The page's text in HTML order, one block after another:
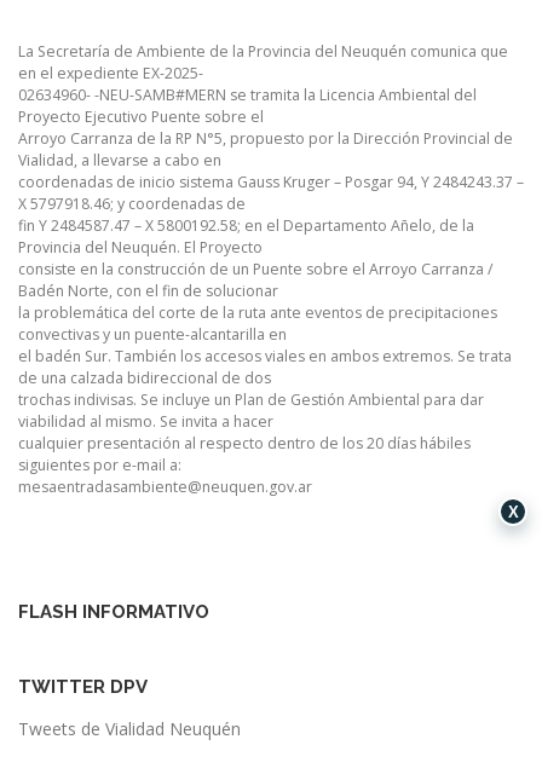
La Secretaría de Ambiente de la Provincia del Neuquén comunica que
en el expediente EX-2025-
02634960- -NEU-SAMB#MERN se tramita la Licencia Ambiental del
Proyecto Ejecutivo Puente sobre el
Arroyo Carranza de la RP N°5, propuesto por la Dirección Provincial de
Vialidad, a llevarse a cabo en
coordenadas de inicio sistema Gauss Kruger – Posgar 94, Y 2484243.37 –
X 5797918.46; y coordenadas de
fin Y 2484587.47 – X 5800192.58; en el Departamento Añelo, de la
Provincia del Neuquén. El Proyecto
consiste en la construcción de un Puente sobre el Arroyo Carranza /
Badén Norte, con el fin de solucionar
la problemática del corte de la ruta ante eventos de precipitaciones
convectivas y un puente-alcantarilla en
el badén Sur. También los accesos viales en ambos extremos. Se trata
de una calzada bidireccional de dos
trochas indivisas. Se incluye un Plan de Gestión Ambiental para dar
viabilidad al mismo. Se invita a hacer
cualquier presentación al respecto dentro de los 20 días hábiles
siguientes por e-mail a:
mesaentradasambiente@neuquen.gov.ar
FLASH INFORMATIVO
TWITTER DPV
Tweets de Vialidad Neuquén
X